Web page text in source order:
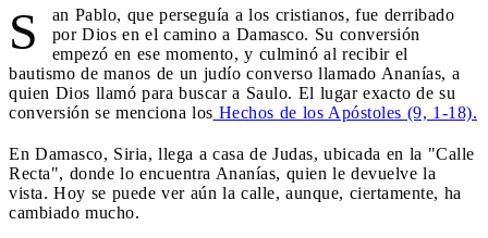
S
an Pablo, que perseguía a los cristianos, fue derribado
por Dios en el camino a Damasco. Su conversión
empezó en ese momento, y culminó al recibir el
bautismo de manos de un judío converso llamado Ananías, a
quien Dios llamó para buscar a Saulo. El lugar exacto de su
conversión se menciona los Hechos de los Apóstoles (9, 1-18).
En Damasco, Siria, llega a casa de Judas, ubicada en la "Calle
Recta", donde lo encuentra Ananías, quien le devuelve la
vista. Hoy se puede ver aún la calle, aunque, ciertamente, ha
cambiado mucho.